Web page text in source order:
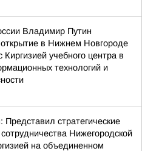
Владимир Путин
в Нижнем Новгороде
Киргизией учебного центра в
технологий и
Представил стратегические
Нижегородской
на объединенном